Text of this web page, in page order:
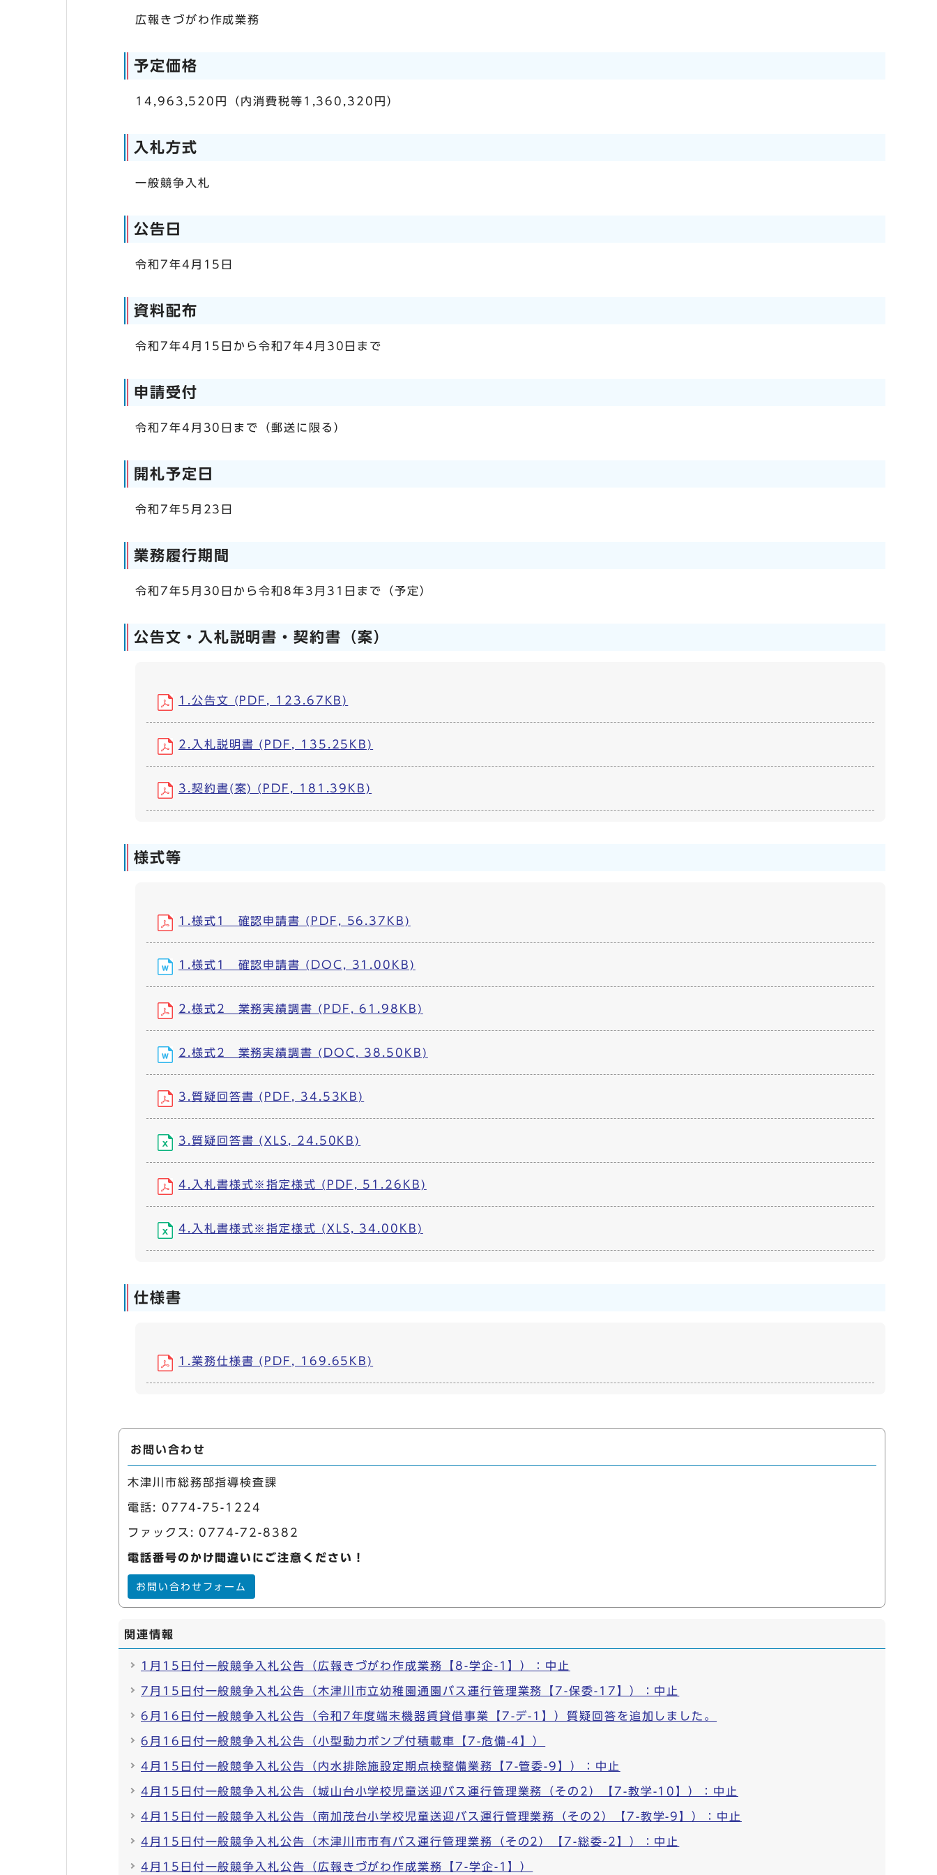
広報きづがわ作成業務
予定価格
14,963,520円（内消費税等1,360,320円）
入札方式
一般競争入札
公告日
令和7年4月15日
資料配布
令和7年4月15日から令和7年4月30日まで
申請受付
令和7年4月30日まで（郵送に限る）
開札予定日
令和7年5月23日
業務履行期間
令和7年5月30日から令和8年3月31日まで（予定）
公告文・入札説明書・契約書（案）
1.公告文 (PDF, 123.67KB)
2.入札説明書 (PDF, 135.25KB)
3.契約書(案) (PDF, 181.39KB)
様式等
1.様式1 確認申請書 (PDF, 56.37KB)
1.様式1 確認申請書 (DOC, 31.00KB)
2.様式2 業務実績調書 (PDF, 61.98KB)
2.様式2 業務実績調書 (DOC, 38.50KB)
3.質疑回答書 (PDF, 34.53KB)
3.質疑回答書 (XLS, 24.50KB)
4.入札書様式※指定様式 (PDF, 51.26KB)
4.入札書様式※指定様式 (XLS, 34.00KB)
仕様書
1.業務仕様書 (PDF, 169.65KB)
お問い合わせ
木津川市総務部指導検査課
電話: 0774-75-1224
ファックス: 0774-72-8382
電話番号のかけ間違いにご注意ください！
お問い合わせフォーム
関連情報
1月15日付一般競争入札公告（広報きづがわ作成業務【8-学企-1】）：中止
7月15日付一般競争入札公告（木津川市立幼稚園通園バス運行管理業務【7-保委-17】）：中止
6月16日付一般競争入札公告（令和7年度端末機器賃貸借事業【7-デ-1】）質疑回答を追加しました。
6月16日付一般競争入札公告（小型動力ポンプ付積載車【7-危備-4】）
4月15日付一般競争入札公告（内水排除施設定期点検整備業務【7-管委-9】）：中止
4月15日付一般競争入札公告（城山台小学校児童送迎バス運行管理業務（その2）【7-教学-10】）：中止
4月15日付一般競争入札公告（南加茂台小学校児童送迎バス運行管理業務（その2）【7-教学-9】）：中止
4月15日付一般競争入札公告（木津川市市有バス運行管理業務（その2）【7-総委-2】）：中止
4月15日付一般競争入札公告（広報きづがわ作成業務【7-学企-1】）